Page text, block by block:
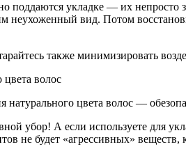
поддаются укладке — их
неухоженный вид. Потом
также минимизировать
цвета волос
натурального цвета волос —
убор! А если используете для
не будет «агрессивных»